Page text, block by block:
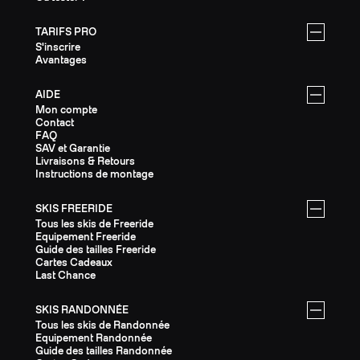
TARIFS PRO
S'inscrire
Avantages
AIDE
Mon compte
Contact
FAQ
SAV et Garantie
Livraisons & Retours
Instructions de montage
SKIS FREERIDE
Tous les skis de Freeride
Equipement Freeride
Guide des tailles Freeride
Cartes Cadeaux
Last Chance
SKIS RANDONNÉE
Tous les skis de Randonnée
Equipement Randonnée
Guide des tailles Randonnée